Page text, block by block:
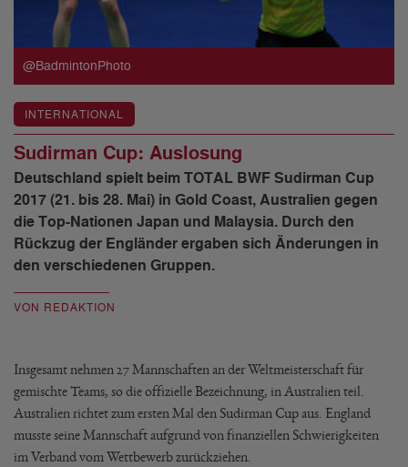
@BadmintonPhoto
INTERNATIONAL
Sudirman Cup: Auslosung
Deutschland spielt beim TOTAL BWF Sudirman Cup
2017 (21. bis 28. Mai) in Gold Coast, Australien gegen
die Top-Nationen Japan und Malaysia. Durch den
Rückzug der Engländer ergaben sich Änderungen in
den verschiedenen Gruppen.
VON REDAKTION
Insgesamt nehmen 27 Mannschaften an der Weltmeisterschaft für
gemischte Teams, so die offizielle Bezeichnung, in Australien teil.
Australien richtet zum ersten Mal den Sudirman Cup aus. England
musste seine Mannschaft aufgrund von finanziellen Schwierigkeiten
im Verband vom Wettbewerb zurückziehen.